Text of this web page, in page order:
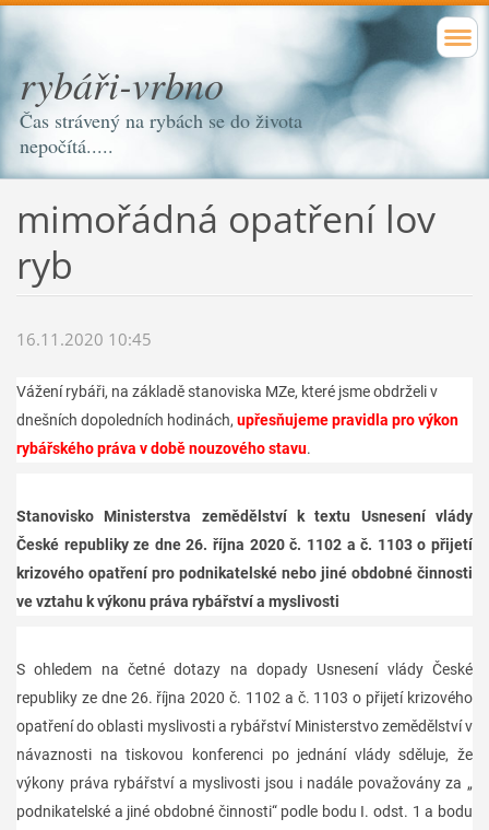
rybáři-vrbno
Čas strávený na rybách se do života
nepočítá.....
mimořádná opatření lov
ryb
16.11.2020 10:45
Vážení rybáři, na základě stanoviska MZe, které jsme obdrželi v
dnešních dopoledních hodinách, upřesňujeme pravidla pro výkon
rybářského práva v době nouzového stavu.
Stanovisko Ministerstva zemědělství k textu Usnesení vlády
České republiky ze dne 26. října 2020 č. 1102 a č. 1103 o přijetí
krizového opatření pro podnikatelské nebo jiné obdobné činnosti
ve vztahu k výkonu práva rybářství a myslivosti
S ohledem na četné dotazy na dopady Usnesení vlády České
republiky ze dne 26. října 2020 č. 1102 a č. 1103 o přijetí krizového
opatření do oblasti myslivosti a rybářství Ministerstvo zemědělství v
návaznosti na tiskovou konferenci po jednání vlády sděluje, že
výkony práva rybářství a myslivosti jsou i nadále považovány za „
podnikatelské a jiné obdobné činnosti“ podle bodu I. odst. 1 a bodu